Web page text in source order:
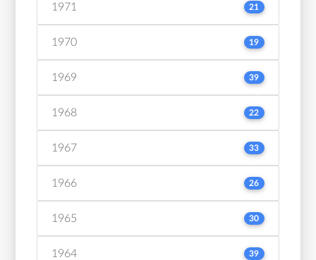
1971 21
1970 19
1969 39
1968 22
1967 33
1966 26
1965 30
1964 39